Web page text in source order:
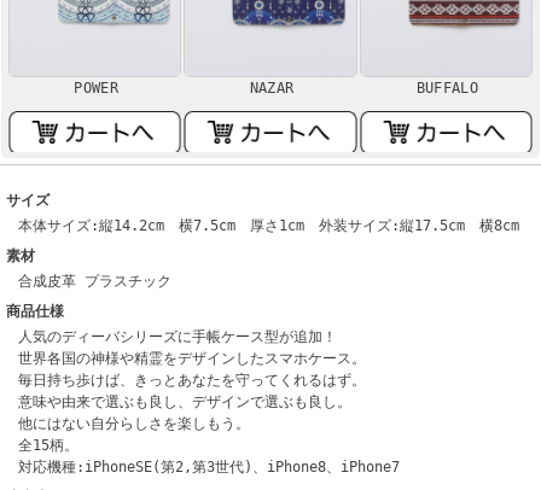
POWER NAZAR BUFFALO
サイズ
本体サイズ:縦14.2cm 横7.5cm 厚さ1cm 外装サイズ:縦17.5cm 横8cm
素材
合成皮革 プラスチック
商品仕様
人気のディーバシリーズに手帳ケース型が追加！
世界各国の神様や精霊をデザインしたスマホケース。
毎日持ち歩けば、きっとあなたを守ってくれるはず。
意味や由来で選ぶも良し、デザインで選ぶも良し。
他にはない自分らしさを楽しもう。
全15柄。
対応機種:iPhoneSE(第2,第3世代)、iPhone8、iPhone7